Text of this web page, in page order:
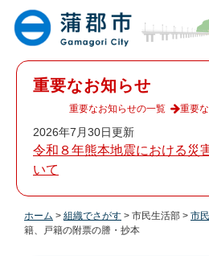
重要なお知らせ
2026年7月30日更新
令和８年熊本地震における災
いて
重要なお知らせの一覧 重要
ホーム > 組織でさがす > 市民生活部 > 市
籍、戸籍の附票の謄・抄本